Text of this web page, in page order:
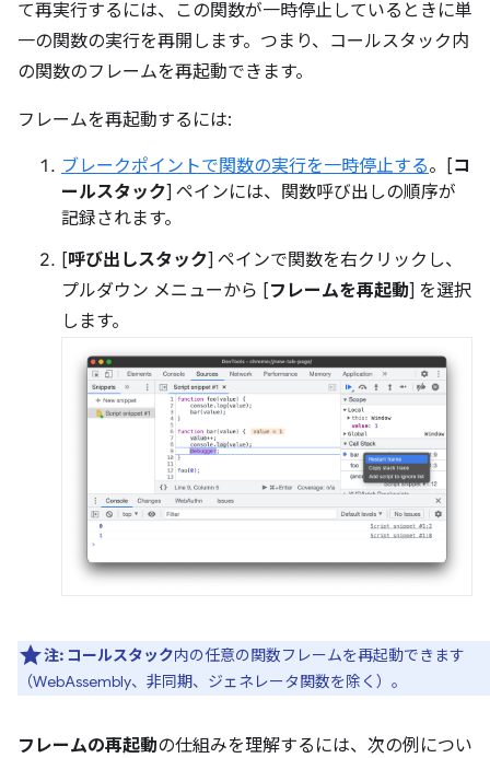
て再実行するには、この関数が一時停止しているときに単
一の関数の実行を再開します。つまり、コールスタック内
の関数のフレームを再起動できます。
フレームを再起動するには:
ブレークポイントで関数の実行を一時停止する。[コ
ールスタック] ペインには、関数呼び出しの順序が
記録されます。
[呼び出しスタック] ペインで関数を右クリックし、
プルダウン メニューから [フレームを再起動] を選択
します。
注: コールスタック内の任意の関数フレームを再起動できます
（WebAssembly、非同期、ジェネレータ関数を除く）。
フレームの再起動の仕組みを理解するには、次の例につい